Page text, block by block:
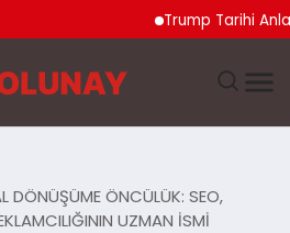
Trump Tarihi
DÖNÜŞÜME ÖNCÜLÜK: SEO,
UZMAN İSMİ